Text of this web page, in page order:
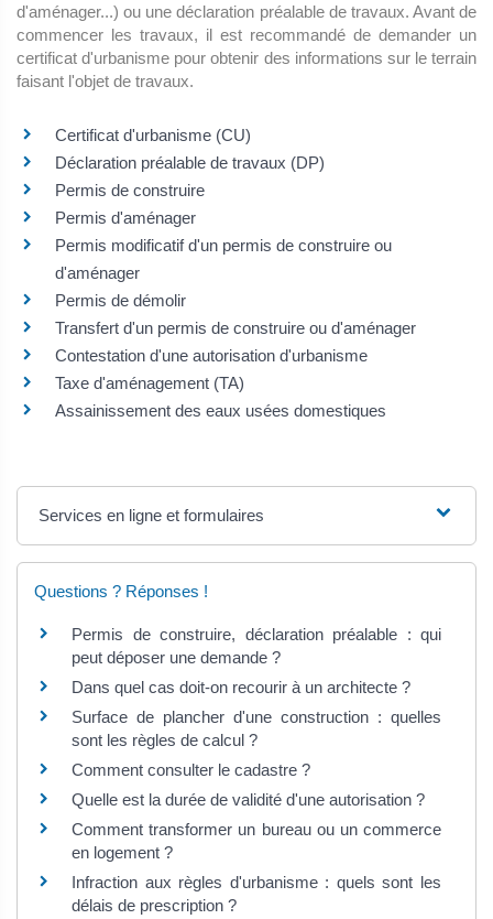
d'aménager...) ou une déclaration préalable de travaux. Avant de
commencer les travaux, il est recommandé de demander un
certificat d'urbanisme pour obtenir des informations sur le terrain
faisant l'objet de travaux.
Certificat d'urbanisme (CU)
Déclaration préalable de travaux (DP)
Permis de construire
Permis d'aménager
Permis modificatif d'un permis de construire ou
d'aménager
Permis de démolir
Transfert d'un permis de construire ou d'aménager
Contestation d'une autorisation d'urbanisme
Taxe d'aménagement (TA)
Assainissement des eaux usées domestiques
Services en ligne et formulaires
Questions ? Réponses !
Permis de construire, déclaration préalable : qui
peut déposer une demande ?
Dans quel cas doit-on recourir à un architecte ?
Surface de plancher d'une construction : quelles
sont les règles de calcul ?
Comment consulter le cadastre ?
Quelle est la durée de validité d'une autorisation ?
Comment transformer un bureau ou un commerce
en logement ?
Infraction aux règles d'urbanisme : quels sont les
délais de prescription ?